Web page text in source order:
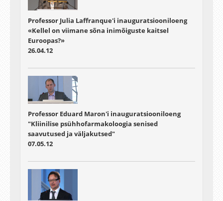
Professor Julia Laffranque'i inauguratsiooniloeng
«Kellel on viimane sõna inimõiguste kaitsel
Euroopas?»
26.04.12
Professor Eduard Maron'i inauguratsiooniloeng
"Kliinilise psühhofarmakoloogia senised
saavutused ja väljakutsed"
07.05.12